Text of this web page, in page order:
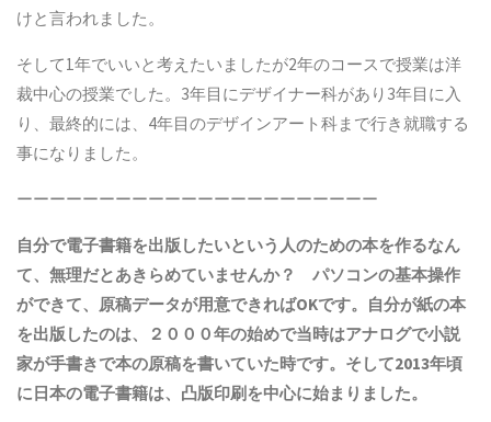
けと言われました。
そして1年でいいと考えたいましたが2年のコースで授業は洋
裁中心の授業でした。3年目にデザイナー科があり3年目に入
り、最終的には、4年目のデザインアート科まで行き就職する
事になりました。
ーーーーーーーーーーーーーーーーーーーーーー
自分で電子書籍を出版したいという人のための本を作るなん
て、無理だとあきらめていませんか？ パソコンの基本操作
ができて、原稿データが用意できればOKです。自分が紙の本
を出版したのは、２０００年の始めで当時はアナログで小説
家が手書きで本の原稿を書いていた時です。そして2013年頃
に日本の電子書籍は、凸版印刷を中心に始まりました。